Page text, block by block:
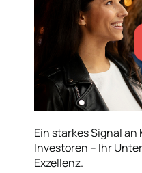
Ein starkes Signal
Investoren – Ihr
Exzellenz.